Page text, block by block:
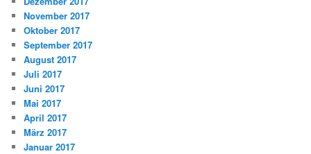
November 2017
Oktober 2017
September 2017
August 2017
Juli 2017
Juni 2017
Mai 2017
April 2017
März 2017
Januar 2017